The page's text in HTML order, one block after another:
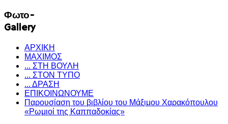
Φωτο-
Gallery
ΑΡΧΙΚΗ
ΜΑΧΙΜΟΣ
... ΣΤΗ ΒΟΥΛΗ
... ΣΤΟΝ ΤΥΠΟ
... ΔΡΑΣΗ
ΕΠΙΚΟΙΝΩΝΟΥΜΕ
Παρουσίαση του βιβλίου του Μάξιμου Χαρακόπουλου
«Ρωμιοί της Καππαδοκίας»